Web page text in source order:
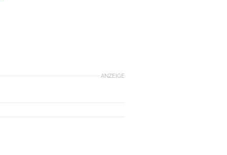
ANZEIGE